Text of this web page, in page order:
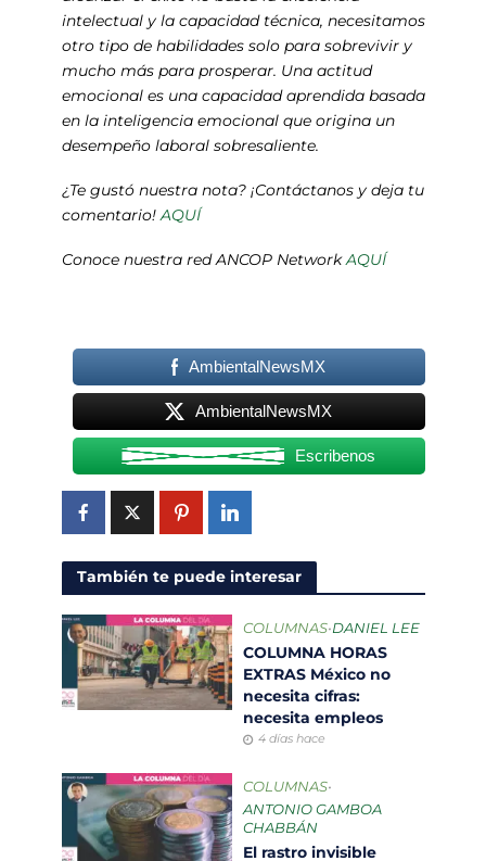
intelectual y la capacidad técnica, necesitamos
otro tipo de habilidades solo para sobrevivir y
mucho más para prosperar. Una actitud
emocional es una capacidad aprendida basada
en la inteligencia emocional que origina un
desempeño laboral sobresaliente.
¿Te gustó nuestra nota? ¡Contáctanos y deja tu
comentario!AQUÍ
Conoce nuestra red ANCOP NetworkAQUÍ
AmbientalNewsMX
AmbientalNewsMX
Escribenos
También te puede interesar
COLUMNAS•DANIEL LEE
COLUMNA HORAS
EXTRAS México no
necesita cifras:
necesita empleos
4 días hace
COLUMNAS•
ANTONIO GAMBOA
CHABBÁN
El rastro invisible